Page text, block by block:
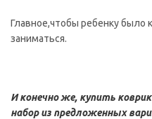
Главное,чтобы ребенку было
заниматься.
И конечно же, купить
набор из предложенных